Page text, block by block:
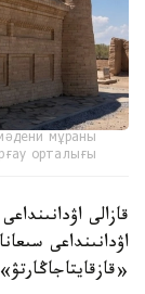
мұраны
орталығы
قازالى
اۋدانىنداعى